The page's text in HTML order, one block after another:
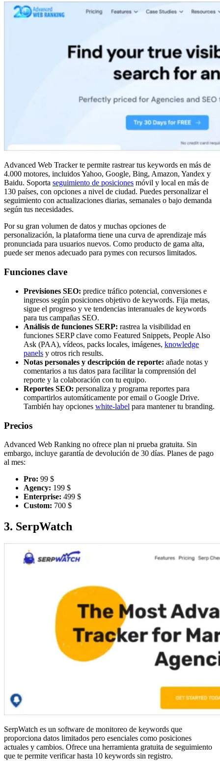
Advanced Web Tracker te permite rastrear tus keywords en más de
4.000 motores, incluidos Yahoo, Google, Bing, Amazon, Yandex y
Baidu. Soporta seguimiento de posiciones móvil y local en más de
130 países, con opciones a nivel de ciudad. Puedes personalizar el
seguimiento con actualizaciones diarias, semanales o bajo demanda
según tus necesidades.
Por su gran volumen de datos y muchas opciones de
personalización, la plataforma tiene una curva de aprendizaje más
pronunciada para usuarios nuevos. Como producto de gama alta,
puede ser menos adecuado para pymes con recursos limitados.
Funciones clave
Previsiones SEO: predice tráfico potencial, conversiones e
ingresos según posiciones objetivo de keywords. Fija metas,
sigue el progreso y ve tendencias interanuales de keywords
para tus campañas SEO.
Análisis de funciones SERP: rastrea la visibilidad en
funciones SERP clave como Featured Snippets, People Also
Ask (PAA), vídeos, packs locales, imágenes, knowledge
panels y otros rich results.
Notas personales y descripción de reporte: añade notas y
comentarios a tus datos para facilitar la comprensión del
reporte y la colaboración con tu equipo.
Reportes SEO: personaliza y programa reportes para
compartirlos automáticamente por email o Google Drive.
También hay opciones white-label para mantener tu branding.
Precios
Advanced Web Ranking no ofrece plan ni prueba gratuita. Sin
embargo, incluye garantía de devolución de 30 días. Planes de pago
al mes:
Pro: 99 $
Agency: 199 $
Enterprise: 499 $
Custom: 700 $
3. SerpWatch
SerpWatch es un software de monitoreo de keywords que
proporciona datos limitados pero esenciales como posiciones
actuales y cambios. Ofrece una herramienta gratuita de seguimiento
que te permite verificar hasta 10 keywords sin registro.